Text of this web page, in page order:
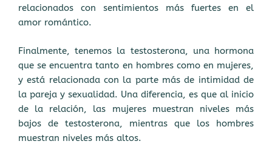
relacionados con sentimientos más fuertes en el
amor romántico.
Finalmente, tenemos la testosterona, una hormona
que se encuentra tanto en hombres como en mujeres,
y está relacionada con la parte más de intimidad de
la pareja y sexualidad. Una diferencia, es que al inicio
de la relación, las mujeres muestran niveles más
bajos de testosterona, mientras que los hombres
muestran niveles más altos.